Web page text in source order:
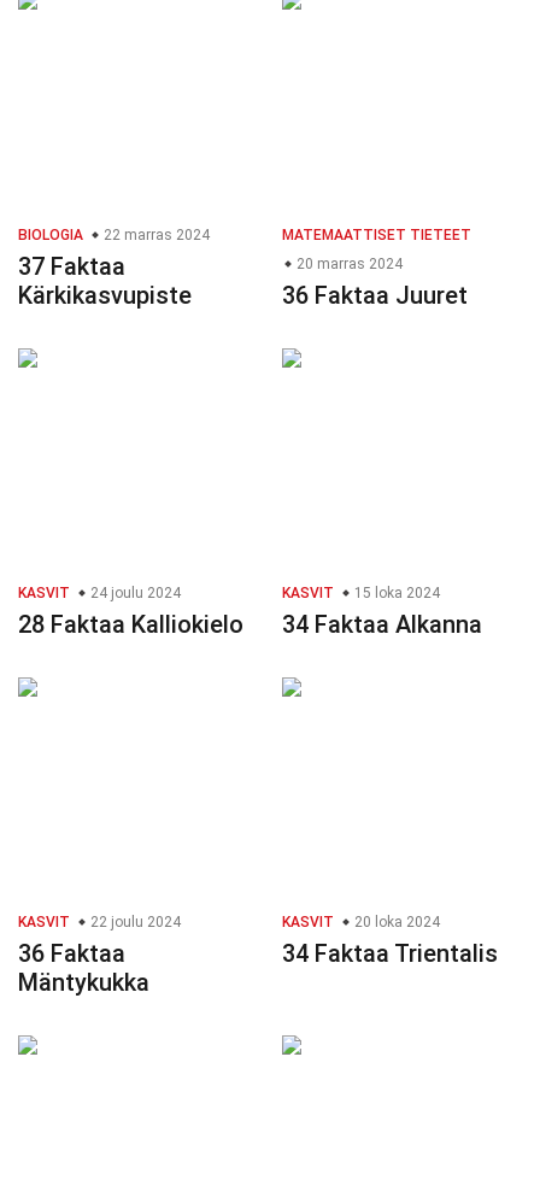
BIOLOGIA 22 marras 2024
37 Faktaa
Kärkikasvupiste
MATEMAATTISET TIETEET
20 marras 2024
36 Faktaa Juuret
KASVIT 24 joulu 2024
28 Faktaa Kalliokielo
KASVIT 15 loka 2024
34 Faktaa Alkanna
KASVIT 22 joulu 2024
36 Faktaa
Mäntykukka
KASVIT 20 loka 2024
34 Faktaa Trientalis